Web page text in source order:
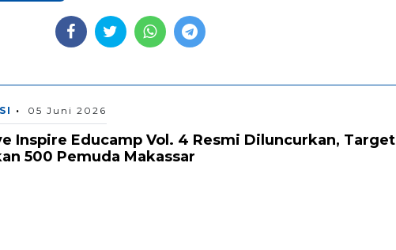
05 Juni 2026
Inspire Educamp Vol. 4 Resmi Diluncurkan, Target
500 Pemuda Makassar